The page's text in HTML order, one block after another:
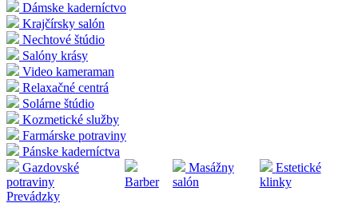
Dámske kaderníctvo
Krajčírsky salón
Nechtové štúdio
Salóny krásy
Video kameraman
Relaxačné centrá
Solárne štúdio
Kozmetické služby
Farmárske potraviny
Pánske kaderníctva
Gazdovské
potraviny
Barber
Masážny
salón
Estetické
klinky
Prevádzky